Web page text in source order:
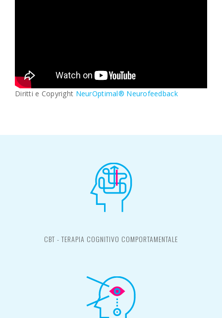
Diritti e Copyright NeurOptimal® Neurofeedback
CBT - TERAPIA COGNITIVO COMPORTAMENTALE